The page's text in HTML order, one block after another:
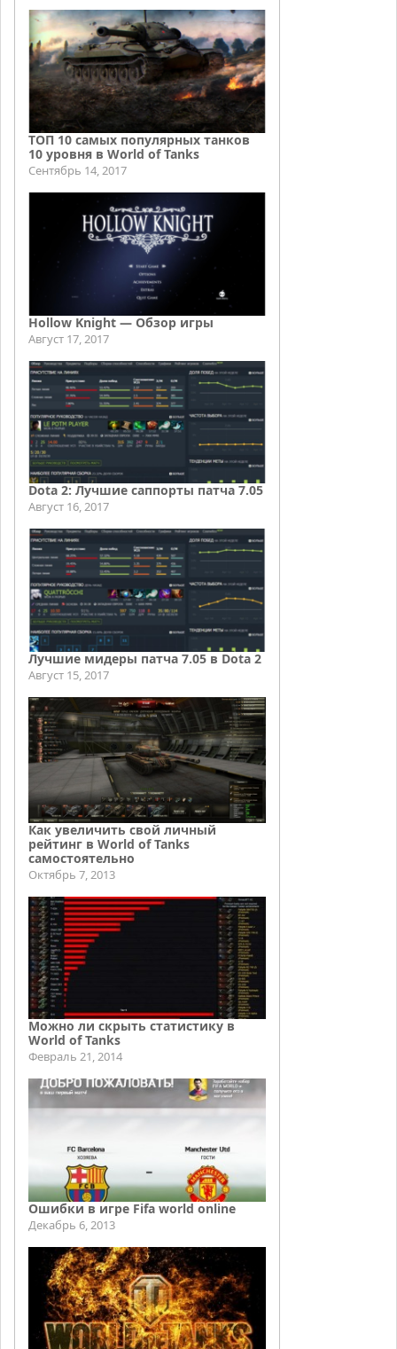
ТОП 10 самых популярных танков
10 уровня в World of Tanks
Сентябрь 14, 2017
Hollow Knight — Обзор игры
Август 17, 2017
Dota 2: Лучшие саппорты патча 7.05
Август 16, 2017
Лучшие мидеры патча 7.05 в Dota 2
Август 15, 2017
Как увеличить свой личный
рейтинг в World of Tanks
самостоятельно
Октябрь 7, 2013
Можно ли скрыть статистику в
World of Tanks
Февраль 21, 2014
Ошибки в игре Fifa world online
Декабрь 6, 2013